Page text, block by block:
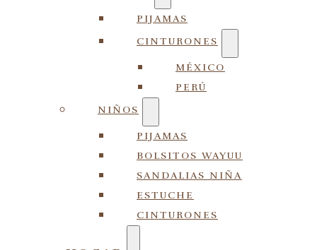
PIJAMAS
CINTURONES
MÉXICO
PERÚ
NIÑOS
PIJAMAS
BOLSITOS WAYUU
SANDALIAS NIÑA
ESTUCHE
CINTURONES